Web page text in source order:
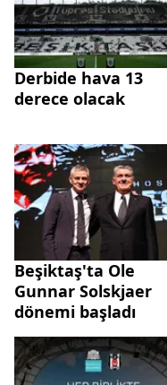
Derbide hava 13
derece olacak
Beşiktaş'ta Ole
Gunnar Solskjaer
dönemi başladı